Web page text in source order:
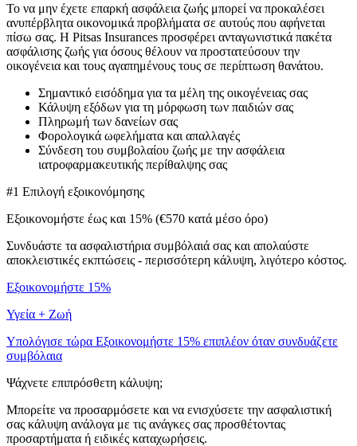
Το να μην έχετε επαρκή ασφάλεια ζωής μπορεί να προκαλέσει
ανυπέρβλητα οικονομικά προβλήματα σε αυτούς που αφήνεται
πίσω σας. Η Pitsas Insurances προσφέρει ανταγωνιστικά πακέτα
ασφάλισης ζωής για όσους θέλουν να προστατεύσουν την
οικογένεια και τους αγαπημένους τους σε περίπτωση θανάτου.
Σημαντικό εισόδημα για τα μέλη της οικογένειας σας
Κάλυψη εξόδων για τη μόρφωση των παιδιών σας
Πληρωμή των δανείων σας
Φορολογικά ωφελήματα και απαλλαγές
Σύνδεση του συμβολαίου ζωής με την ασφάλεια
ιατροφαρμακευτικής περίθαλψης σας
#1 Επιλογή εξοικονόμησης
Εξοικονομήστε έως και 15% (€570 κατά μέσο όρο)
Συνδυάστε τα ασφαλιστήρια συμβόλαιά σας και απολαύστε
αποκλειστικές εκπτώσεις - περισσότερη κάλυψη, λιγότερο κόστος.
Εξοικονομήστε 15%
Υγεία + Ζωή
Υπολόγισε τώρα Εξοικονομήστε 15% επιπλέον όταν συνδυάζετε
συμβόλαια
Ψάχνετε επιπρόσθετη κάλυψη;
Μπορείτε να προσαρμόσετε και να ενισχύσετε την ασφαλιστική
σας κάλυψη ανάλογα με τις ανάγκες σας προσθέτοντας
προσαρτήματα ή ειδικές καταχωρήσεις.